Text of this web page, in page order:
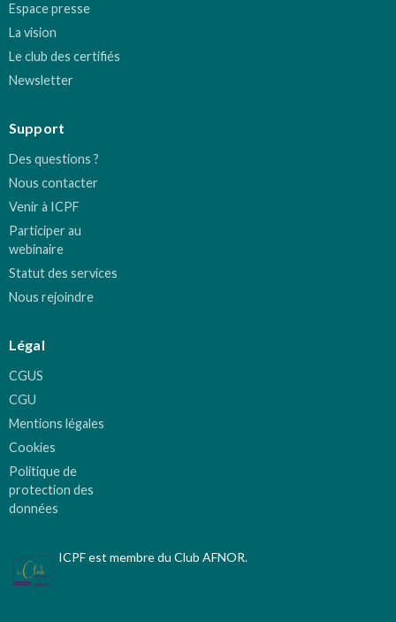
Espace presse
La vision
Le club des certifiés
Newsletter
Support
Des questions ?
Nous contacter
Venir à ICPF
Participer au
webinaire
Statut des services
Nous rejoindre
Légal
CGUS
CGU
Mentions légales
Cookies
Politique de
protection des
données
ICPF est membre du Club AFNOR.